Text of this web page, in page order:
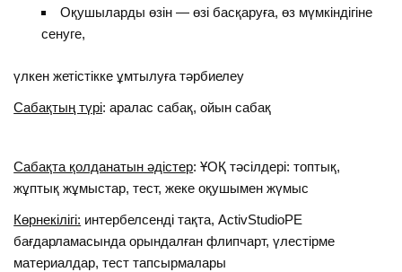
Оқушыларды өзін — өзі басқаруға, өз мүмкіндігіне
сенуге,
үлкен жетістікке ұмтылуға тәрбиелеу
Сабақтың түрі: аралас сабақ, ойын сабақ
Сабақта қолданатын әдістер: ҰОҚ тәсілдері: топтық,
жұптық жұмыстар, тест, жеке оқушымен жүмыс
Көрнекілігі: интербелсенді тақта, ActivStudioPE
бағдарламасында орындалған флипчарт, үлестірме
материалдар, тест тапсырмалары